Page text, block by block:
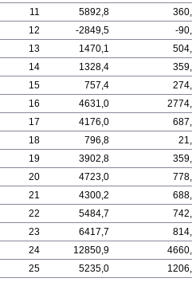
11 5892,8
12 -2849,5
-
13 1470,1
14 1328,4
15 757,4
16 4631,0
17 4176,0
18 796,8
19 3902,8
20 4723,0
21 4300,2
22 5484,7
23 6417,7
24 12850,9
25 5235,0